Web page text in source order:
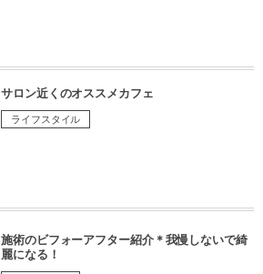
サロン近くのオススメカフェ
ライフスタイル
施術のビフォーアフター紹介＊我慢しないで綺
麗になる！